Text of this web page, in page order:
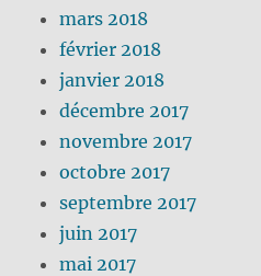
mars 2018
février 2018
janvier 2018
décembre 2017
novembre 2017
octobre 2017
septembre 2017
juin 2017
mai 2017